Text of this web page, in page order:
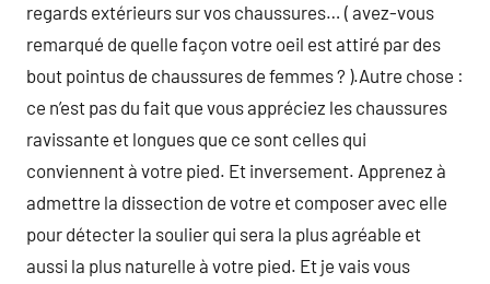
regards extérieurs sur vos chaussures… ( avez-vous
remarqué de quelle façon votre oeil est attiré par des
bout pointus de chaussures de femmes ? ).Autre chose :
ce n’est pas du fait que vous appréciez les chaussures
ravissante et longues que ce sont celles qui
conviennent à votre pied. Et inversement. Apprenez à
admettre la dissection de votre et composer avec elle
pour détecter la soulier qui sera la plus agréable et
aussi la plus naturelle à votre pied. Et je vais vous